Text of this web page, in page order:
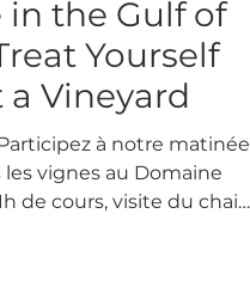
in the Gulf of
Yourself
a Vineyard
à notre matinée
vignes au Domaine
de cours, visite du chai